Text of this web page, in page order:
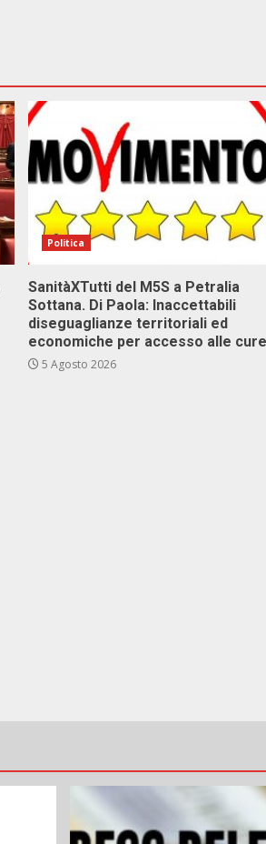
Politica
SanitàXTutti del M5S a Petralia
Sottana. Di Paola: Inaccettabili
diseguaglianze territoriali ed
economiche per accesso alle cure
5 Agosto 2026